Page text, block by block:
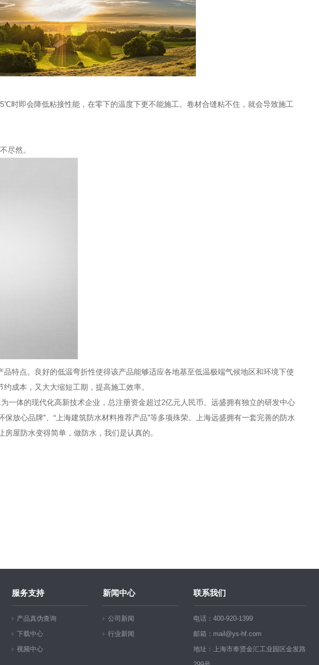
时即会降低粘接性能，在零下的温度下更不能施工。卷材合缝粘不住，就会导致施工
尽然。
特点。
良好的低温弯折性使得该产品能够适应各地基至低温极端气候地区和环境下使
成本，又大大缩短工期，提高施工效率。
一体的现代化高新技术企业，总注册资金超过2亿元人民币。远盛拥有独立的研发中心
放心品牌”、“上海建筑防水材料推荐产品”等多项殊荣。上海远盛拥有一套完善的防水
屋防水变得简单，做防水，我们是认真的。
服务支持
产品真伪查询
下载中心
视频中心
新闻中心
公司新闻
行业新闻
联系我们
电话：400-920-1399
邮箱：mail@ys-hf.com
地址：上海市奉贤金汇工业园区金发路